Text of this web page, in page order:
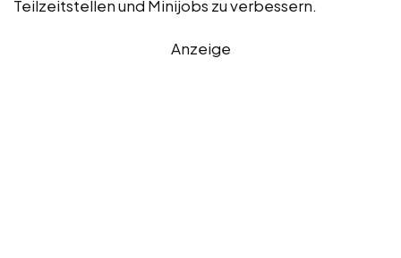
Teilzeitstellen und Minijobs zu verbessern.
Anzeige